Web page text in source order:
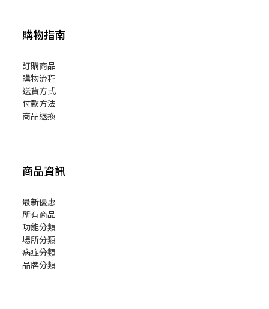
購物指南
訂購商品
購物流程
送貨方式
付款方法
商品退換
商品資訊
最新優惠
所有商品
功能分類
場所分類
病症分類
品牌分類